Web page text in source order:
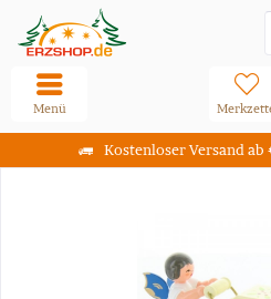
Kostenloser Versand ab
Menü